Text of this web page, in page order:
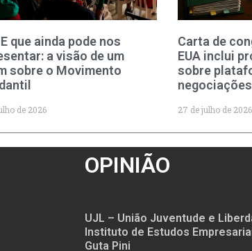
que ainda pode nos
a visão de um
sobre o Movimento
de 2026
Carta de
EUA inclui
sobre
27 de julho de 2026
OPINIÃO
UJL – União Juventude e
Instituto de Estudos
Guta Pini